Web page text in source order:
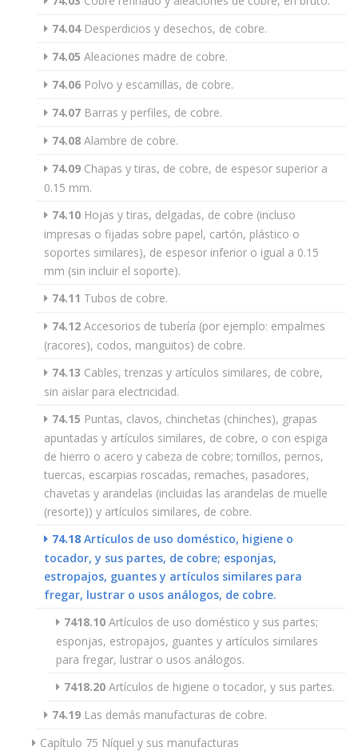
74.04Desperdicios y desechos, de cobre.
74.05 Aleaciones madre de cobre.
74.06 Polvo y escamillas, de cobre.
74.07 Barras y perfiles, de cobre.
74.08 Alambre de cobre.
74.09 Chapas y tiras, de cobre, de espesor superior a
0.15 mm.
74.10 Hojas y tiras, delgadas, de cobre (incluso
impresas o fijadas sobre papel, cartón, plástico o
soportes similares), de espesor inferior o igual a 0.15
mm (sin incluir el soporte).
74.11 Tubos de cobre.
74.12 Accesorios de tubería (por ejemplo: empalmes
(racores), codos, manguitos) de cobre.
74.13 Cables, trenzas y artículos similares, de cobre,
sin aislar para electricidad.
74.15 Puntas, clavos, chinchetas (chinches), grapas
apuntadas y artículos similares, de cobre, o con espiga
de hierro o acero y cabeza de cobre; tornillos, pernos,
tuercas, escarpias roscadas, remaches, pasadores,
chavetas y arandelas (incluidas las arandelas de muelle
(resorte)) y artículos similares, de cobre.
74.18 Artículos de uso doméstico, higiene o
tocador, y sus partes, de cobre; esponjas,
estropajos, guantes y artículos similares para
fregar, lustrar o usos análogos, de cobre.
7418.10 Artículos de uso doméstico y sus partes;
esponjas, estropajos, guantes y artículos similares
para fregar, lustrar o usos análogos.
7418.20 Artículos de higiene o tocador, y sus partes.
74.19 Las demás manufacturas de cobre.
Capítulo 75 Níquel y sus manufacturas